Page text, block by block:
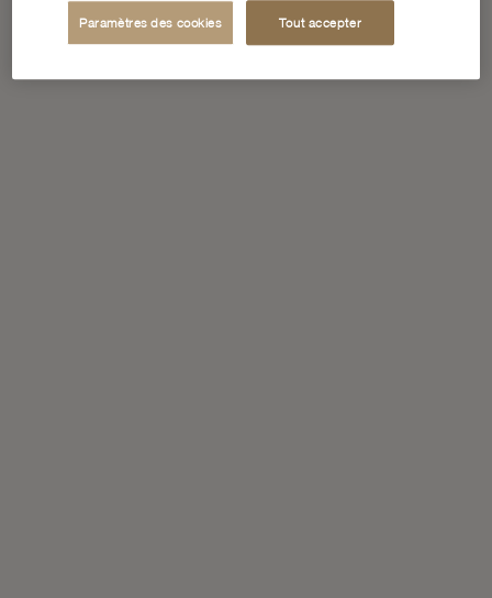
Paramètres des cookies Tout accepter